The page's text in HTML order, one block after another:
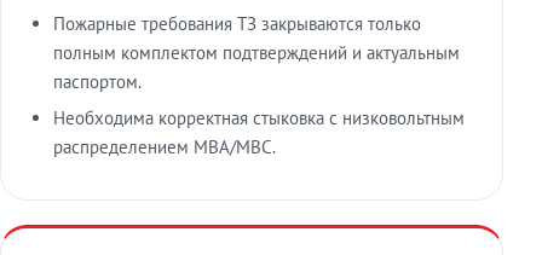
Пожарные требования ТЗ закрываются только
полным комплектом подтверждений и актуальным
паспортом.
Необходима корректная стыковка с низковольтным
распределением МВА/МВС.